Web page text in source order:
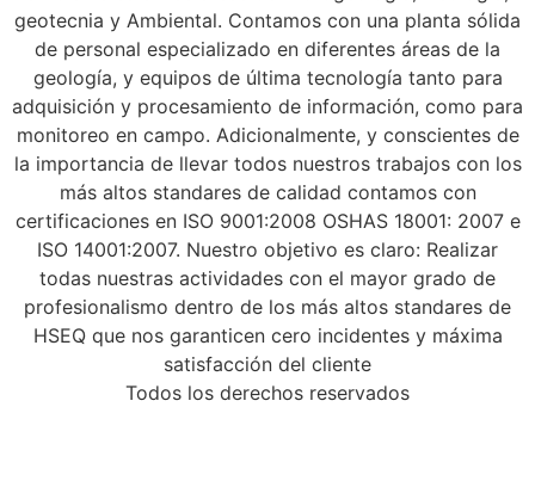
geotecnia y Ambiental. Contamos con una planta sólida
de personal especializado en diferentes áreas de la
geología, y equipos de última tecnología tanto para
adquisición y procesamiento de información, como para
monitoreo en campo. Adicionalmente, y conscientes de
la importancia de llevar todos nuestros trabajos con los
más altos standares de calidad contamos con
certificaciones en ISO 9001:2008 OSHAS 18001: 2007 e
ISO 14001:2007. Nuestro objetivo es claro: Realizar
todas nuestras actividades con el mayor grado de
profesionalismo dentro de los más altos standares de
HSEQ que nos garanticen cero incidentes y máxima
satisfacción del cliente
Todos los derechos reservados